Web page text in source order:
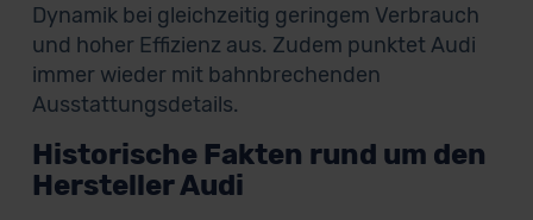
Dynamik bei gleichzeitig geringem Verbrauch
und hoher Effizienz aus. Zudem punktet Audi
immer wieder mit bahnbrechenden
Ausstattungsdetails.
Historische Fakten rund um den
Hersteller Audi